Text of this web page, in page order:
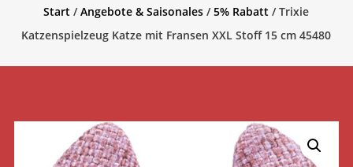
Start /Angebote & Saisonales /5% Rabatt / Trixie
Katzenspielzeug Katze mit Fransen XXL Stoff 15 cm 45480